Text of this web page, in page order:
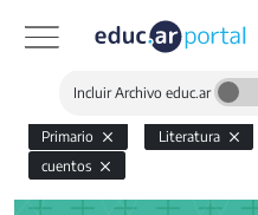
Incluir Archivo educ.ar
Primario Literatura
cuentos